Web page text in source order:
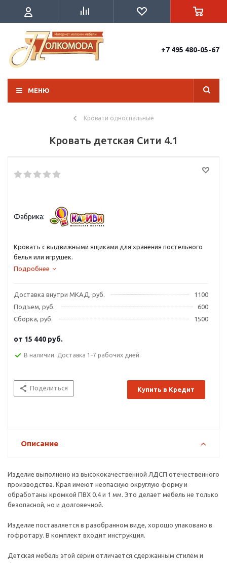
+7 495 480-05-67
МЕНЮ
Кровати односпальные
Кровать детская Сити 4.1
Фабрика:
Кровать с выдвижными ящиками для хранения постельного
белья или игрушек.
Подробнее
Доставка внутри МКАД, руб.
1100
Подъем, руб.
600
Сборка, руб.
1500
от 15 440 руб.
В наличии. Доставка 1-7 рабочих дней.
Поделиться Купить в Кредит
Описание
Изделие выполнено из высококачественной ЛДСП отечественного
производства. Края имеют неопасную округлую форму и
обработаны кромкой ПВХ 0.4 и 1 мм. Это делает мебель не только
безопасной, но и долговечной.
Изделие поставляется в разобранном виде, хорошо упаковано в
гофротару. В комплект входит инструкция.
Детская мебель этой серии отличается сдержанным стилем и